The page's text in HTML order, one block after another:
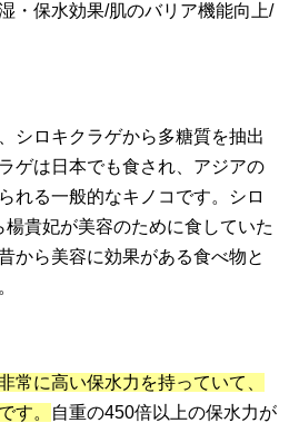
・保水効果/肌のバリア機能向上/
、シロキクラゲから多糖質を抽出
ゲは日本でも食され、アジアの
れる一般的なキノコです。シロ
貴妃が美容のために食していた
から美容に効果がある食べ物と
常に高い保水力を持っていて、
す。
自重の450倍以上の保水力が